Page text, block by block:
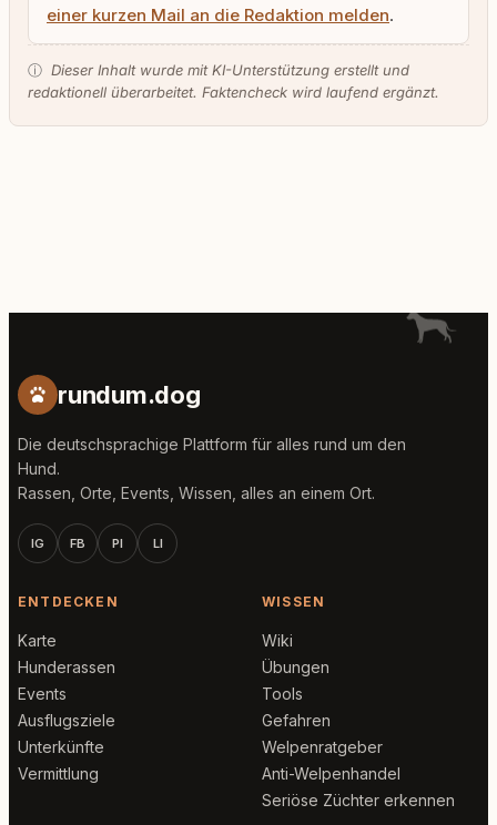
einer kurzen Mail an die Redaktion melden.
ⓘ Dieser Inhalt wurde mit KI-Unterstützung erstellt und
redaktionell überarbeitet. Faktencheck wird laufend ergänzt.
rundum.dog
Die deutschsprachige Plattform für alles rund um den
Hund.
Rassen, Orte, Events, Wissen, alles an einem Ort.
IG FB PI LI
ENTDECKEN
Karte
Hunderassen
Events
Ausflugsziele
Unterkünfte
Vermittlung
WISSEN
Wiki
Übungen
Tools
Gefahren
Welpenratgeber
Anti-Welpenhandel
Seriöse Züchter erkennen